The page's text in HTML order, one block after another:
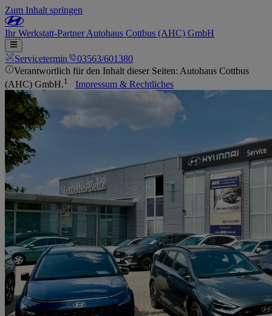
Zum Inhalt springen
IhrWerkstatt-PartnerAutohaus Cottbus (AHC) GmbH
Servicetermin
03563/601380
Verantwortlich für den Inhalt dieser Seiten: Autohaus Cottbus
(AHC) GmbH.1 Impressum & Rechtliches